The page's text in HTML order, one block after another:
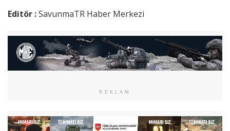
Editör :SavunmaTR Haber Merkezi
REKLAM